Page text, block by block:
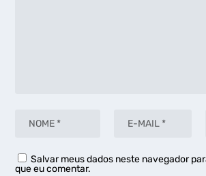
Salvar meus dados neste navegador
que eu comentar.